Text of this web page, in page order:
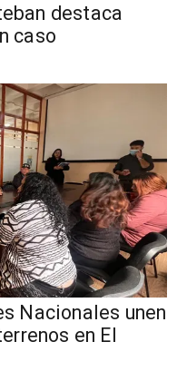
destaca
caso
Nacionales unen
en El